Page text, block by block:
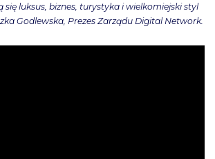
się luksus, biznes, turystyka i wielkomiejski styl
Godlewska, Prezes Zarządu Digital Network.